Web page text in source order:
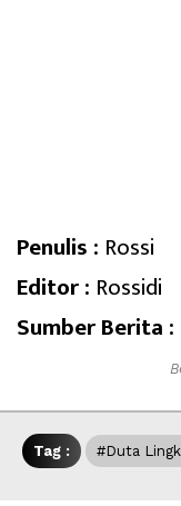
Penulis : Rossi
Editor : Rossidi
Sumber Berita :
Tag : #Duta